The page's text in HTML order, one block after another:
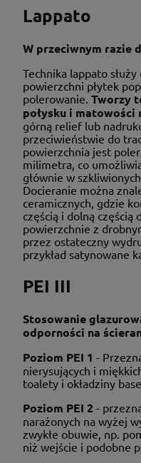
Lappato
W przeciwnym razie
Technika lappato
powierzchni płytek
polerowanie. Tworzy
połysku i matowości
górną relief lub
przeciwieństwie do
powierzchnia jest
milimetra, co
głównie w
Docieranie można
ceramicznych, gdzie
częścią i dolną częścią
powierzchnie z
przez ostateczny
przykład satynowane
PEI III
Stosowanie
odporności na
Poziom PEI 1 -
nierysujących i
toalety i okładziny
Poziom PEI 2 -
narażonych na wyżej
zwykłe obuwie, np.
niż wejście i podobne